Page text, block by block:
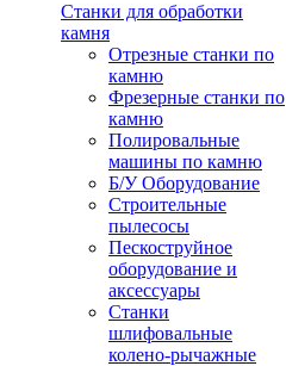
Станки для обработки
камня
Отрезные станки по
камню
Фрезерные станки по
камню
Полировальные
машины по камню
Б/У Оборудование
Строительные
пылесосы
Пескоструйное
оборудование и
аксессуары
Станки
шлифовальные
колено-рычажные